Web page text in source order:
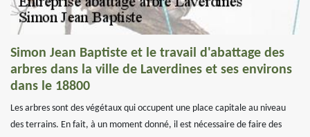
Simon Jean Baptiste et le travail d'abattage des
arbres dans la ville de Laverdines et ses environs
dans le 18800
Les arbres sont des végétaux qui occupent une place capitale au niveau
des terrains. En fait, à un moment donné, il est nécessaire de faire des